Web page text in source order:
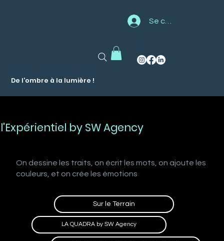
De l'ombre à la lumière !
Se connecter
l'Expérientiel by SW Agency
On dessine les traits, on écrit les mots, on ajoute les
couleurs, et on crée les émotions
Sur le Terrain
LA QUADRA by SW Agency